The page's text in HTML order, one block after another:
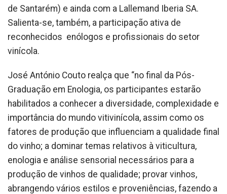
de Santarém) e ainda com a Lallemand Iberia SA.
Salienta-se, também, a participação ativa de
reconhecidos enólogos e profissionais do setor
vinícola.
José António Couto realça que “no final da Pós-
Graduação em Enologia, os participantes estarão
habilitados a conhecer a diversidade, complexidade e
importância do mundo vitivinícola, assim como os
fatores de produção que influenciam a qualidade final
do vinho; a dominar temas relativos à viticultura,
enologia e análise sensorial necessários para a
produção de vinhos de qualidade; provar vinhos,
abrangendo vários estilos e proveniências, fazendo a